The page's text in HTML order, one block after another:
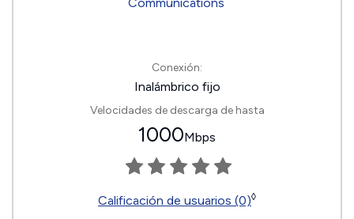
Conexión:
Inalámbrico fijo
Velocidades de descarga de hasta
1000Mbps
Calificación de usuarios (0)◊